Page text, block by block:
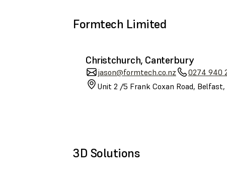
Formtech Limited
Christchurch, Canterbury
jason@formtech.co.nz
0274 940
Unit 2 /5 Frank Coxan Road, Belfast,
3D Solutions